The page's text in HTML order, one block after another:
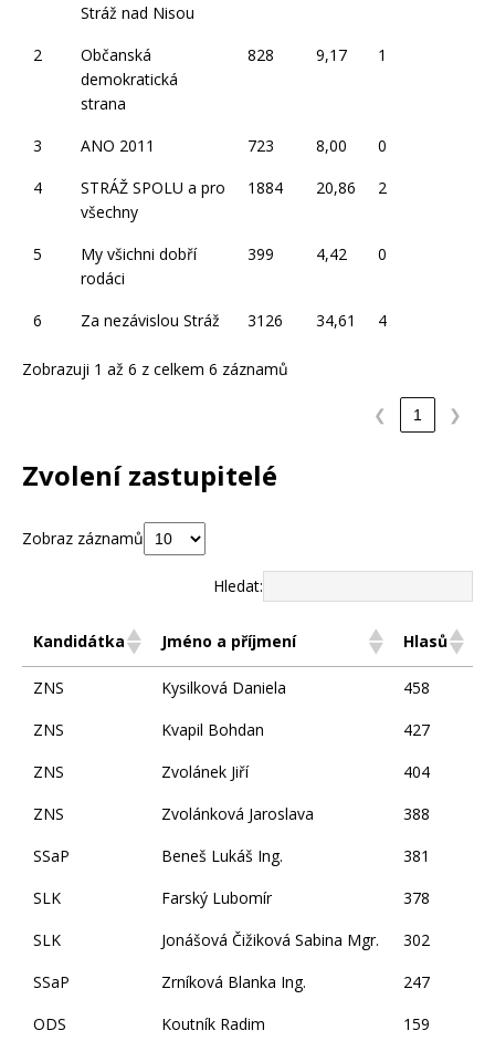
Stráž nad Nisou
2
Občanská
demokratická
strana
828 9,17 1
3 ANO 2011 723 8,00
0
4
STRÁŽ SPOLU a pro
všechny
1884 20,86 2
5
My všichni dobří
rodáci
399 4,42 0
6 Za nezávislou Stráž 3126 34,61 4
Zobrazuji 1 až 6 z celkem 6 záznamů
❮ 1 ❯
Zvolení zastupitelé
Zobraz záznamů
Hledat:
Kandidátka Jméno a příjmení Hlasů
ZNS Kysilková Daniela
458
ZNS
Kvapil Bohdan
427
ZNS
Zvolánek Jiří
404
ZNS
Zvolánková Jaroslava
388
SSaP
Beneš Lukáš Ing.
381
SLK
Farský Lubomír
378
SLK
Jonášová Čižiková Sabina Mgr.
302
SSaP
Zrníková Blanka Ing.
247
ODS
Koutník Radim 159